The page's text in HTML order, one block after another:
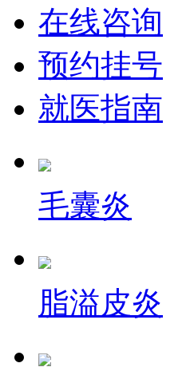
在线咨询
预约挂号
就医指南
毛囊炎
脂溢皮炎